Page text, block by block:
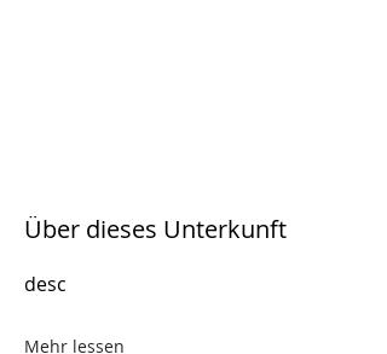
Über dieses Unterkunft
desc
Mehr lessen